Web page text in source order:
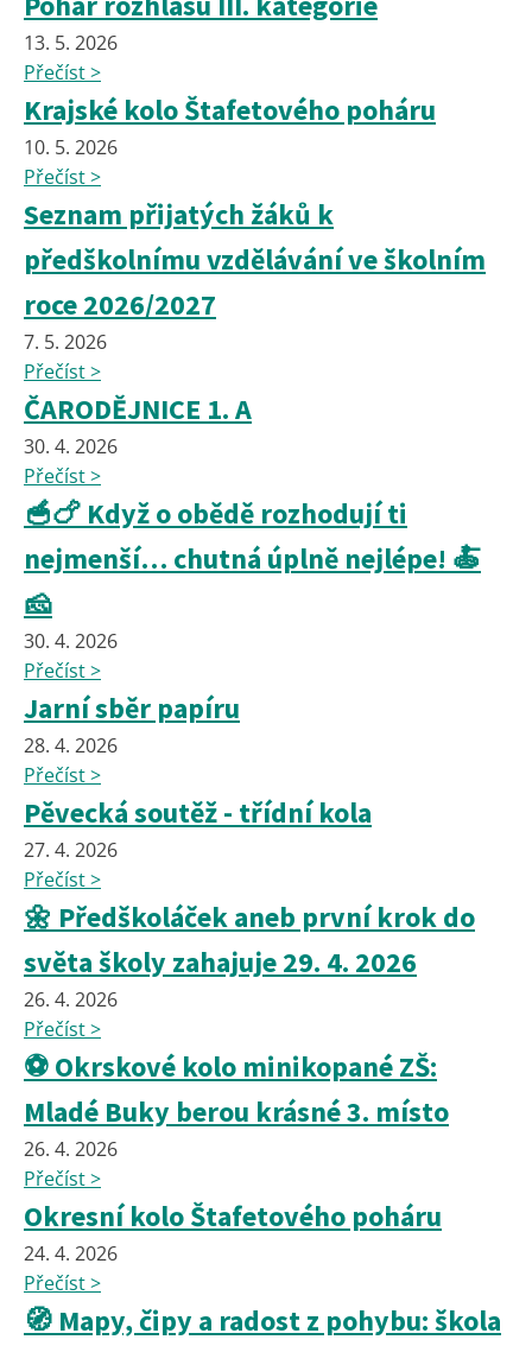
13. 5. 2026
Přečíst >
Krajské kolo Štafetového poháru
10. 5. 2026
Přečíst >
Seznam přijatých žáků k
předškolnímu vzdělávání ve školním
roce 2026/2027
7. 5. 2026
Přečíst >
ČARODĚJNICE 1. A
30. 4. 2026
Přečíst >
🥣🍗 Když o obědě rozhodují ti
nejmenší… chutná úplně nejlépe! 🍝
🧀
30. 4. 2026
Přečíst >
Jarní sběr papíru
28. 4. 2026
Přečíst >
Pěvecká soutěž - třídní kola
27. 4. 2026
Přečíst >
🌼 Předškoláček aneb první krok do
světa školy zahajuje 29. 4. 2026
26. 4. 2026
Přečíst >
⚽ Okrskové kolo minikopané ZŠ:
Mladé Buky berou krásné 3. místo
26. 4. 2026
Přečíst >
Okresní kolo Štafetového poháru
24. 4. 2026
Přečíst >
🧭 Mapy, čipy a radost z pohybu: škola